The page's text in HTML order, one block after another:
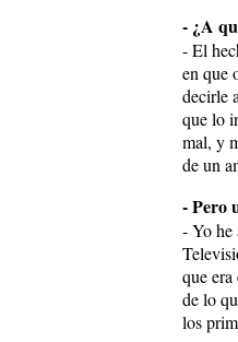
- ¿A
- El
en que
decirle
que lo
mal, y
de un
- Pero
- Yo he
que
de lo
los